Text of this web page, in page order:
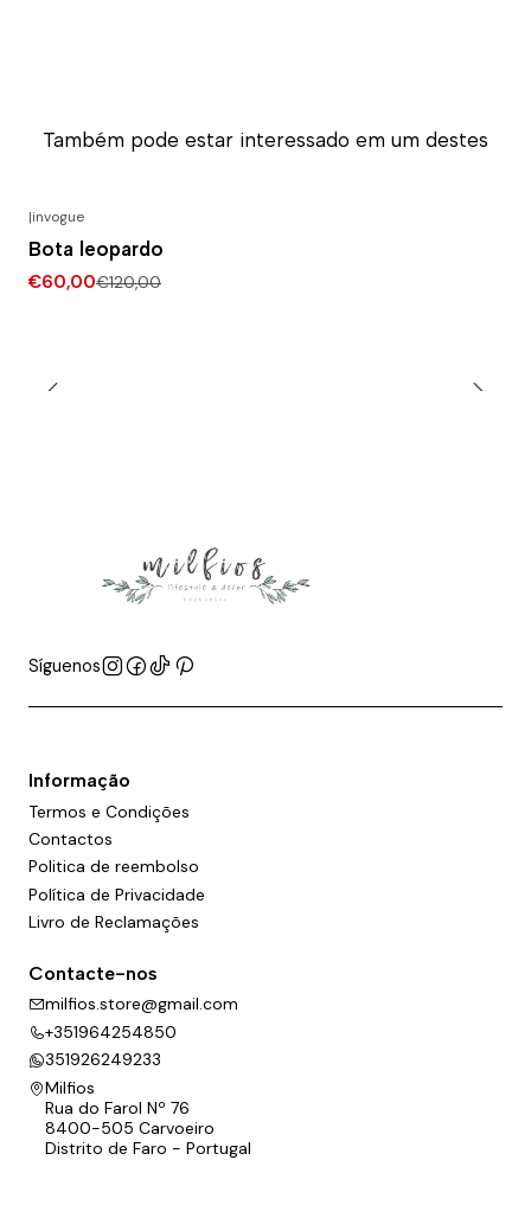
Também pode estar interessado em um destes
|invogue
Bota leopardo
€60,00€120,00
Síguenos
Informação
Termos e Condições
Contactos
Politica de reembolso
Política de Privacidade
Livro de Reclamações
Contacte-nos
milfios.store@gmail.com
+351964254850
351926249233
Milfios
Rua do Farol Nº 76
8400-505 Carvoeiro
Distrito de Faro - Portugal